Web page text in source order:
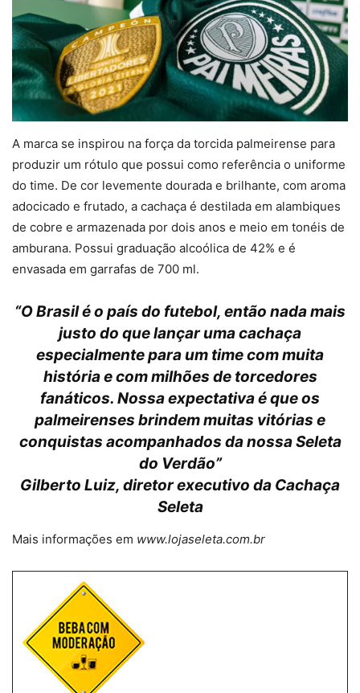
A marca se inspirou na força da torcida palmeirense para
produzir um rótulo que possui como referência o uniforme
do time. De cor levemente dourada e brilhante, com aroma
adocicado e frutado, a cachaça é destilada em alambiques
de cobre e armazenada por dois anos e meio em tonéis de
amburana. Possui graduação alcoólica de 42% e é
envasada em garrafas de 700 ml.
“O Brasil é o país do futebol, então nada mais
justo do que lançar uma cachaça
especialmente para um time com muita
história e com milhões de torcedores
fanáticos. Nossa expectativa é que os
palmeirenses brindem muitas vitórias e
conquistas acompanhados da nossa Seleta
do Verdão”
Gilberto Luiz, diretor executivo da Cachaça
Seleta
Mais informações em www.lojaseleta.com.br